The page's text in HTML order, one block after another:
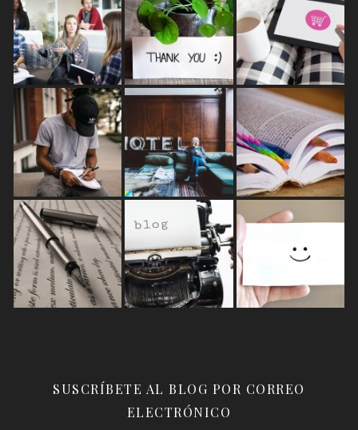
SUSCRÍBETE AL BLOG POR CORREO
ELECTRÓNICO